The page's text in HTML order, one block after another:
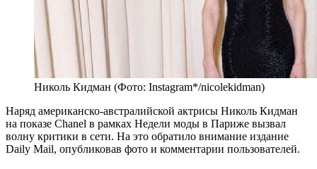
Николь Кидман (Фото: Instagram*/nicolekidman)
Наряд американско-австралийской актрисы Николь Кидман
на показе Chanel в рамках Недели моды в Париже вызвал
волну критики в сети. На это обратило внимание издание
Daily Mail, опубликовав фото и комментарии пользователей.